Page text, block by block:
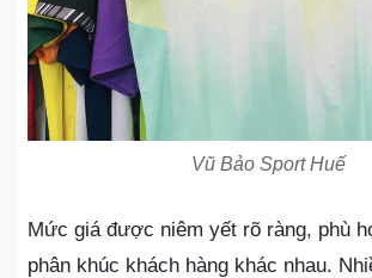
Vũ Bảo Sport Huế
Mức giá được niêm yết rõ ràng, phù
phân khúc khách hàng khác nhau.